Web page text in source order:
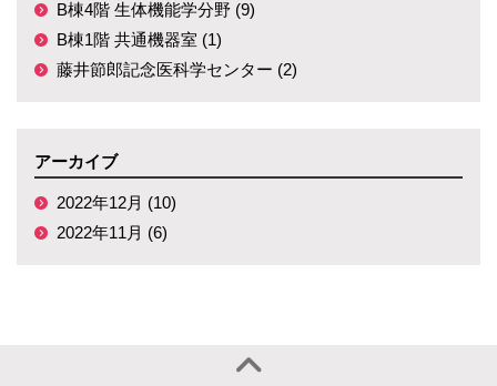
B棟4階 生体機能学分野 (9)
B棟1階 共通機器室 (1)
藤井節郎記念医科学センター (2)
アーカイブ
2022年12月 (10)
2022年11月 (6)